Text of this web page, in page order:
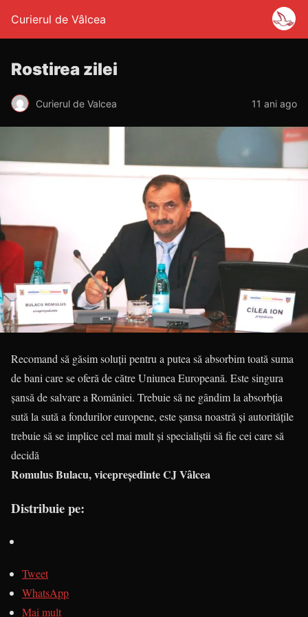
Curierul de Vâlcea
Rostirea zilei
Curierul de Valcea 11 ani ago
Recomand să găsim soluţii pentru a putea să absorbim toată suma
de bani care se oferă de către Uniunea Europeană. Este singura
şansă de salvare a României. Trebuie să ne gândim la absorbţia
sută la sută a fondurilor europene, este şansa noastră şi autorităţile
trebuie să se implice cel mai mult şi specialiştii să fie cei care să
decidă
Romulus Bulacu, vicepreședinte CJ Vâlcea
Distribuie pe:
Tweet
WhatsApp
Mai mult